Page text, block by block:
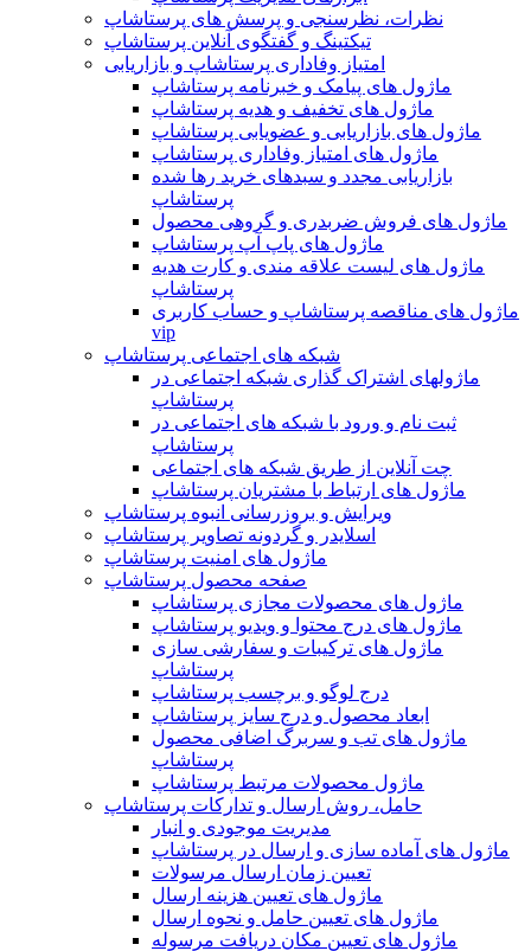
نظرات، نظرسنجی و پرسش های پرستاشاپ
تیکتینگ و گفتگوی آنلاین پرستاشاپ
امتیاز وفاداری پرستاشاپ و بازاریابی
ماژول های پیامک و خبرنامه پرستاشاپ
ماژول های تخفیف و هدیه پرستاشاپ
ماژول های بازاریابی و عضویابی پرستاشاپ
ماژول های امتیاز وفاداری پرستاشاپ
بازاریابی مجدد و سبدهای خرید رها شده
پرستاشاپ
ماژول های فروش ضربدری و گروهی محصول
ماژول های پاپ آپ پرستاشاپ
ماژول های لیست علاقه مندی و کارت هدیه
پرستاشاپ
ماژول های مناقصه پرستاشاپ و حساب کاربری
vip
شبکه های اجتماعی پرستاشاپ
ماژولهای اشتراک‌ گذاری شبکه اجتماعی در
پرستاشاپ
ثبت نام و ورود با شبکه های اجتماعی در
پرستاشاپ
چت آنلاین از طریق شبکه های اجتماعی
ماژول های ارتباط با مشتریان پرستاشاپ
ویرایش و بروزرسانی انبوه پرستاشاپ
اسلایدر و گردونه تصاویر پرستاشاپ
ماژول های امنیت پرستاشاپ
صفحه محصول پرستاشاپ
ماژول های محصولات مجازی پرستاشاپ
ماژول های درج محتوا و ویدیو پرستاشاپ
ماژول های ترکیبات و سفارشی سازی
پرستاشاپ
درج لوگو و برچسب پرستاشاپ
ابعاد محصول و درج سایز پرستاشاپ
ماژول های تب و سربرگ اضافی محصول
پرستاشاپ
ماژول محصولات مرتبط پرستاشاپ
حامل، روش ارسال و تدارکات پرستاشاپ
مدیریت موجودی و انبار
ماژول های آماده سازی و ارسال در پرستاشاپ
تعیین زمان ارسال مرسولات
ماژول های تعیین هزینه ارسال
ماژول های تعیین حامل و نحوه ارسال
ماژول های تعیین مکان دریافت مرسوله